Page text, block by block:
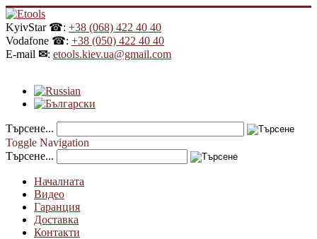
KyivStar ☎: +38 (068) 422 40 40
Vodafone ☎: +38 (050) 422 40 40
E-mail ✉: etools.kiev.ua@gmail.com
Търсене...
Toggle Navigation
Търсене...
Началната
Видео
Гаранция
Доставка
Контакти